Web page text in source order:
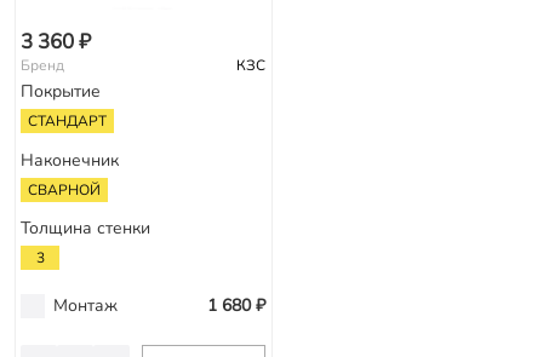
3 360 ₽
Бренд КЗС
Покрытие
СТАНДАРТ
Наконечник
СВАРНОЙ
Толщина стенки
3
Монтаж 1 680 ₽